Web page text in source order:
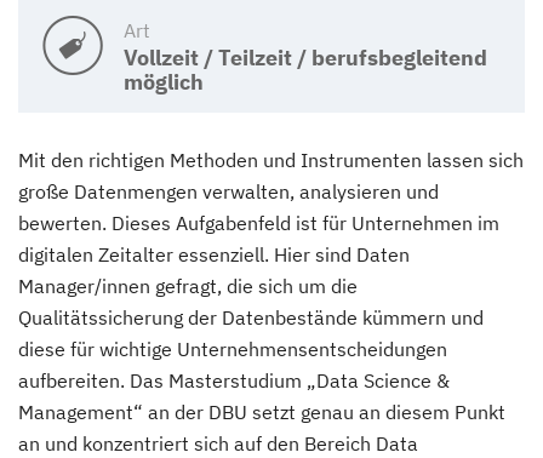
Art
Vollzeit / Teilzeit / berufsbegleitend
möglich
Mit den richtigen Methoden und Instrumenten lassen sich
große Datenmengen verwalten, analysieren und
bewerten. Dieses Aufgabenfeld ist für Unternehmen im
digitalen Zeitalter essenziell. Hier sind Daten
Manager/innen gefragt, die sich um die
Qualitätssicherung der Datenbestände kümmern und
diese für wichtige Unternehmensentscheidungen
aufbereiten. Das Masterstudium „Data Science &
Management“ an der DBU setzt genau an diesem Punkt
an und konzentriert sich auf den Bereich Data